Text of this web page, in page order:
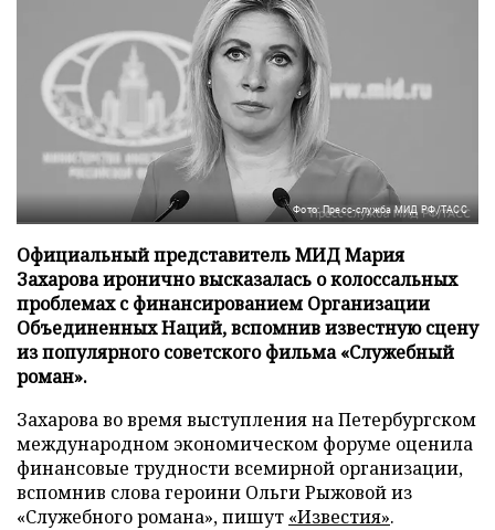
Фото: Пресс-служба МИД РФ/ТАСС
Официальный представитель МИД Мария
Захарова иронично высказалась о колоссальных
проблемах с финансированием Организации
Объединенных Наций, вспомнив известную сцену
из популярного советского фильма «Служебный
роман».
Захарова во время выступления на Петербургском
международном экономическом форуме оценила
финансовые трудности всемирной организации,
вспомнив слова героини Ольги Рыжовой из
«Служебного романа», пишут «Известия».